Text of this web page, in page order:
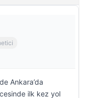
Ankara’da
ilk kez yol